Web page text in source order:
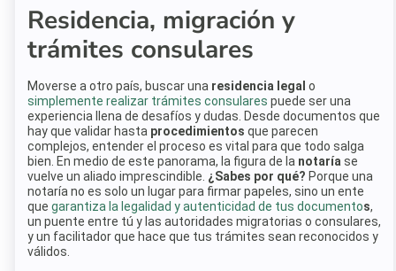
Residencia, migración y
trámites consulares
Moverse a otro país, buscar una residencia legal o
simplemente realizar trámites consulares puede ser una
experiencia llena de desafíos y dudas. Desde documentos que
hay que validar hasta procedimientos que parecen
complejos, entender el proceso es vital para que todo salga
bien. En medio de este panorama, la figura de la notaríase
vuelve un aliado imprescindible. ¿Sabes por qué? Porque una
notaría no es solo un lugar para firmar papeles, sino un ente
que garantiza la legalidad y autenticidad de tus documentos,
un puente entre tú y las autoridades migratorias o consulares,
y un facilitador que hace que tus trámites sean reconocidos y
válidos.